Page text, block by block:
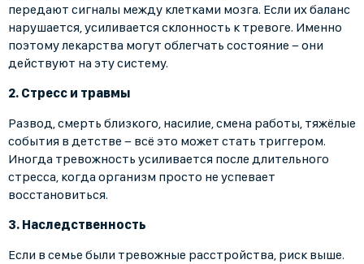
передают сигналы между клетками мозга. Если их баланс
нарушается, усиливается склонность к тревоге. Именно
поэтому лекарства могут облегчать состояние − они
действуют на эту систему.
2. Стресс и травмы
Развод, смерть близкого, насилие, смена работы, тяжёлые
события в детстве − всё это может стать триггером.
Иногда тревожность усиливается после длительного
стресса, когда организм просто не успевает
восстановиться.
3. Наследственность
Если в семье были тревожные расстройства, риск выше.